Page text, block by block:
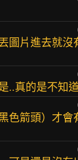
圖片進去就沒
..真的是不知
色箭頭）才會